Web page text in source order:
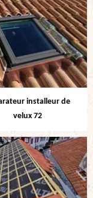
installeur de
velux 72